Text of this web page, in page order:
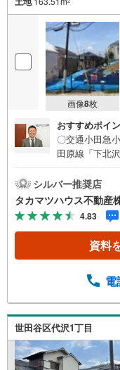
画像8枚
おすすめポイ
〇交通小田急
田原線「下北
ており ご希望
す。No.1 区画:
済みNo.4 区画
しています！
シルバー推奨店
タカマツハウス不動産
4.83
資料
電
世田谷区代沢1丁目